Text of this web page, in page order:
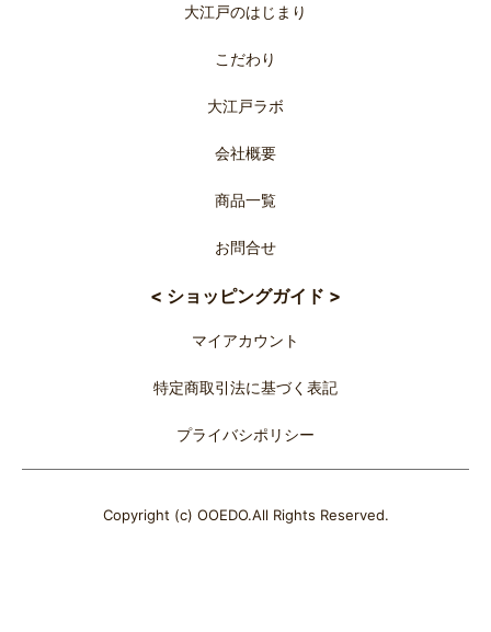
大江戸のはじまり
こだわり
大江戸ラボ
会社概要
商品一覧
お問合せ
< ショッピングガイド >
マイアカウント
特定商取引法に基づく表記
プライバシポリシー
Copyright (c) OOEDO.All Rights Reserved.